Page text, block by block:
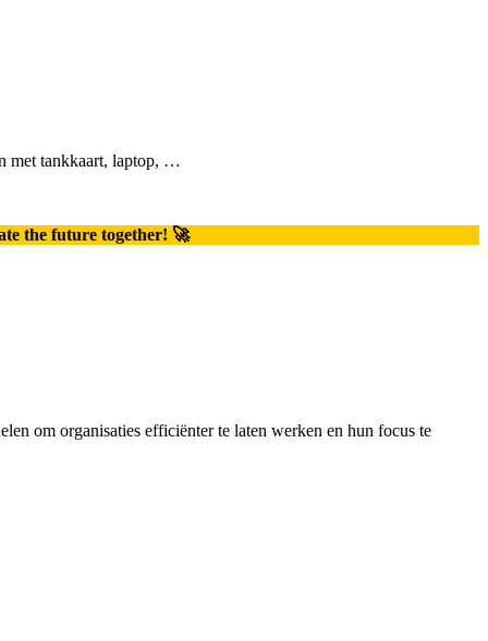
met tankkaart, laptop, …
the future together! 🚀
om organisaties efficiënter te laten werken en hun focus te